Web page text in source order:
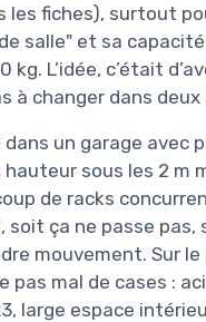
les fiches), surtout
salle" et sa
kg. L’idée, c’était
à changer dans deux
dans un garage avec
sous les 2 m
de racks
soit ça ne passe
mouvement. Sur le
pas mal de cases :
large espace